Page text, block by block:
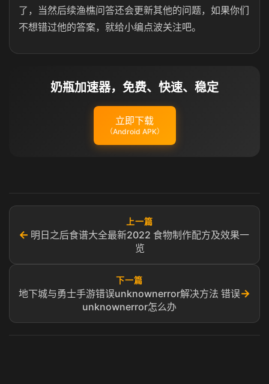
了，当然后续渔樵问答还会更新其他的问题，如果你们
不想错过他的答案，就给小编点波关注吧。
奶瓶加速器，免费、快速、稳定
立即下载
（Android APK）
←
上一篇
明日之后食谱大全最新2022 食物制作配方及效果一
览
下一篇
地下城与勇士手游错误unknownerror解决方法 错误
unknownerror怎么办
→